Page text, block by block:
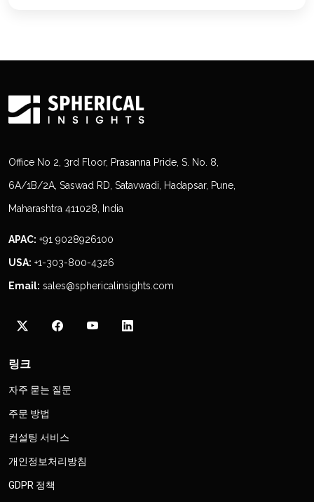
Office No 2, 3rd Floor, Prasanna Pride, S. No. 8,
6A/1B/2A, Saswad RD, Satavwadi, Hadapsar, Pune,
Maharashtra 411028, India
APAC: +91 9028926100
USA: +1-303-800-4326
Email: sales@sphericalinsights.com
링크
자주 묻는 질문
주문 방법
컨설팅 서비스
개인정보처리방침
GDPR 정책